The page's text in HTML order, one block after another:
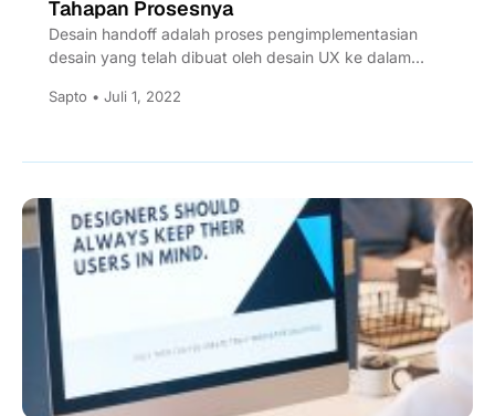
Tahapan Prosesnya
Desain handoff adalah proses pengimplementasian
desain yang telah dibuat oleh desain UX ke dalam
Sapto • Juli 1, 2022